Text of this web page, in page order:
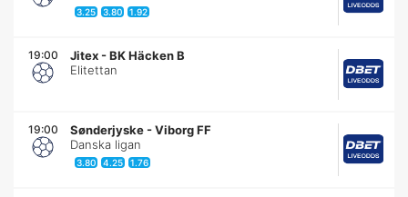
3.25 3.80 1.92
19:00 Jitex -BK Häcken B
Elitettan
19:00 Sønderjyske -Viborg FF
Danska ligan
3.80 4.25 1.76